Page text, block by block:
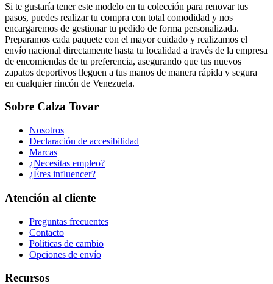
Si te gustaría tener este modelo en tu colección para renovar tus
pasos, puedes realizar tu compra con total comodidad y nos
encargaremos de gestionar tu pedido de forma personalizada.
Preparamos cada paquete con el mayor cuidado y realizamos el
envío nacional directamente hasta tu localidad a través de la empresa
de encomiendas de tu preferencia, asegurando que tus nuevos
zapatos deportivos lleguen a tus manos de manera rápida y segura
en cualquier rincón de Venezuela.
Sobre Calza Tovar
Nosotros
Declaración de accesibilidad
Marcas
¿Necesitas empleo?
¿Éres influencer?
Atención al cliente
Preguntas frecuentes
Contacto
Politicas de cambio
Opciones de envío
Recursos